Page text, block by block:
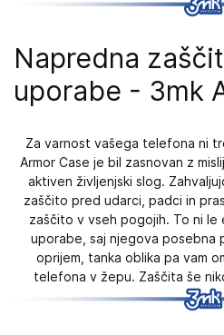
Napredna
uporabe - 3mk
Za varnost vašega telefona ni
Armor Case je bil zasnovan z
aktiven življenjski slog.
zaščito pred udarci, padci in
zaščito v vseh pogojih. To ni le
uporabe, saj njegova posebna
oprijem, tanka oblika pa vam
telefona v žepu. Zaščita še